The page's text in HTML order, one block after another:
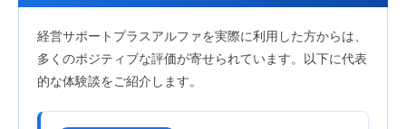
経営サポートプラスアルファを実際に利用した方からは、
多くのポジティブな評価が寄せられています。以下に代表
的な体験談をご紹介します。